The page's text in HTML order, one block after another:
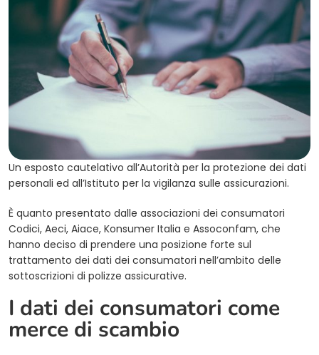
Un esposto cautelativo all’Autorità per la protezione dei dati
personali ed all’Istituto per la vigilanza sulle assicurazioni.
È quanto presentato dalle associazioni dei consumatori
Codici, Aeci, Aiace, Konsumer Italia e Assoconfam, che
hanno deciso di prendere una posizione forte sul
trattamento dei dati dei consumatori nell’ambito delle
sottoscrizioni di polizze assicurative.
I dati dei consumatori come
merce di scambio